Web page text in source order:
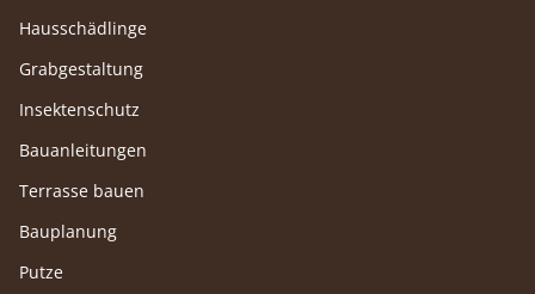
Hausschädlinge
Grabgestaltung
Insektenschutz
Bauanleitungen
Terrasse bauen
Bauplanung
Putze